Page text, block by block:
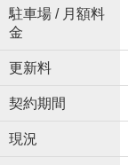
駐車場 / 月額料
金
更新料
契約期間
現況